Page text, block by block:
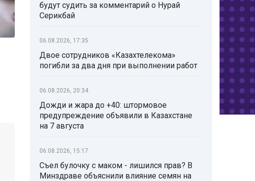
будут судить за комментарий о Нурай
Серикбай
06.08.2026, 17:35
Двое сотрудников «Казахтелекома»
погибли за два дня при выполнении работ
06.08.2026, 20:34
Дожди и жара до +40: штормовое
предупреждение объявили в Казахстане
на 7 августа
06.08.2026, 15:17
Съел булочку с маком - лишился прав? В
Минздраве объяснили влияние семян на